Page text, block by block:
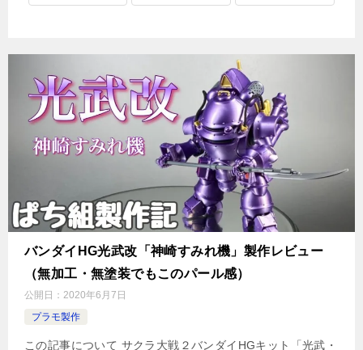
バンダイHG光武改「神崎すみれ機」製作レビュー
（無加工・無塗装でもこのパール感）
公開日： 2020年6月7日
プラモ製作
この記事について サクラ大戦２バンダイHGキット「光武・